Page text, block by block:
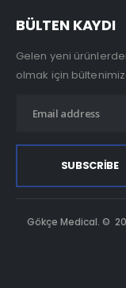
BÜLTEN KAYDI
Gelen yeni
olmak için
Gökçe Medical. ©